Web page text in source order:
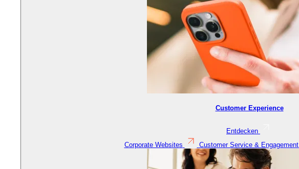
Customer Experience
Entdecken
Corporate Websites
Customer Service & Engagement